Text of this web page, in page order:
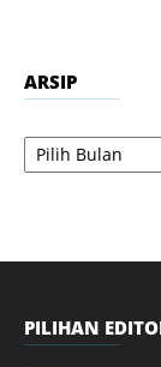
ARSIP
Arsip
PILIHAN